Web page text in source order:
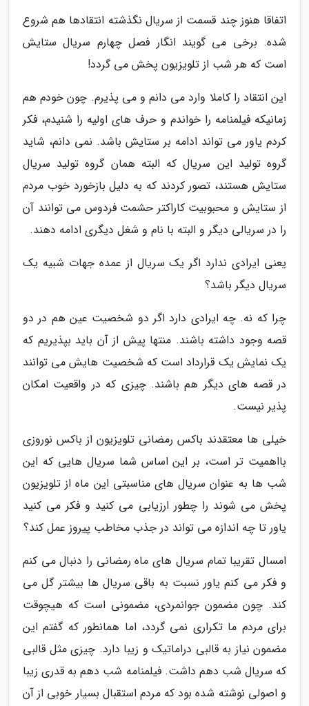
اتفاقا هنوز چند قسمت از سریال نگذشته انتقادها هم شروع
شده. برخی می گویند انگار فصل چهارم سریال ستایش
است که هر شب از تلویزیون پخش می گردد!
این انتقاد را کاملا وارد می دانم و می پذیرم. چون خودم هم
زمانیکه فیلمنامه را خواندم و حرف های اولیه را شنیدم، فکر
کردم یاور می تواند ادامه بر ستایش باشد. نمی دانم، شاید
گروه تولید این سریال که البته همان گروه تولید سریال
ستایش هستند، تصور کردند که به دلیل بازخورد خوب مردم
از ستایش و محبوبیت کاراکتر حشمت فردوس می توانند آن
را در سریالی دیگر و البته با نام و شغل دیگری ادامه دهند.
یعنی ایرادی ندارد اگر یک سریال از عمده جهات شبیه یک
سریال دیگر باشد؟
چرا که نه. چه ایرادی دارد اگر دو شخصیت عین هم در دو
قصه وجود داشته باشند. منتها پیش از آن باید بپذیریم که
یک نمایش یک قرارداد است که شخصیت هایش می توانند
در قصه های دیگر هم باشند. چیزی که در واقعیت امکان
پذیر نیست.
خیلی ها معتقدند باکس رمضانی تلویزیون از باکس نوروزی
بااهمیت تر است، بر این اساس شما سریال هایی که این
شب ها به عنوان سریال های مناسبتی این ماه از تلویزیون
پخش می شوند را چطور ارزیابی می کنید و فکر می کنید
یاور تا چه اندازه می تواند در جذب مخاطب پیروز عمل کند؟
امسال تقریبا تمام سریال های ماه رمضانی را دنبال می کنم
و فکر می کنم یاور نسبت به باقی سریال ها بیشتر گل می
کند. چون مضمون جوانمردی، مضمونی است که هیچوقت
برای مردم ما تکراری نمی گردد، اما همانطور که گفتم این
مضمون نیاز به قالبی دراماتیک و زیبا دارد. چیزی مثل قالبی
که سریال شب دهم داشت. فیلمنامه شب دهم به قدری زیبا
و اصولی نوشته شده بود که مردم استقبال بسیار خوبی از آن